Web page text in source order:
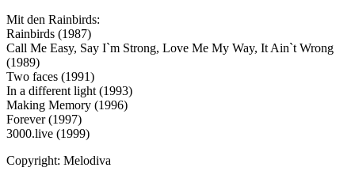
Mit den Rainbirds:
Rainbirds (1987)
Call Me Easy, Say I`m Strong, Love Me My Way, It Ain`t Wrong
(1989)
Two faces (1991)
In a different light (1993)
Making Memory (1996)
Forever (1997)
3000.live (1999)
Copyright: Melodiva